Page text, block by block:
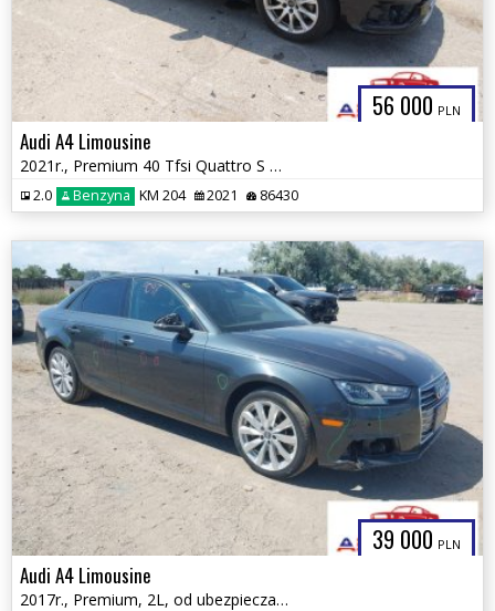
56 000 PLN
Audi A4 Limousine
2021r., Premium 40 Tfsi Quattro S Tronic, 2L, od ubezpieczalni
2.0 Benzyna KM 204 2021 86430
39 000 PLN
Audi A4 Limousine
2017r., Premium, 2L, od ubezpieczalni